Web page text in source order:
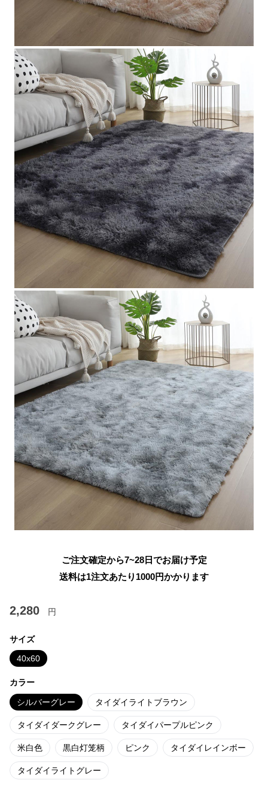
ご注文確定から7~28日でお届け予定
送料は1注文あたり 1000円かかります
2,280 円
サイズ
40x60
カラー
シルバーグレー タイダイライトブラウン
タイダイダークグレー タイダイパープルピンク
米白色 黒白灯笼柄 ピンク タイダイレインボー
タイダイライトグレー